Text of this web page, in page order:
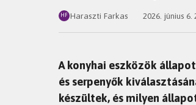
HF Haraszti Farkas 2026. június 6.
A konyhai eszközök
és serpenyők
készültek, és milyen